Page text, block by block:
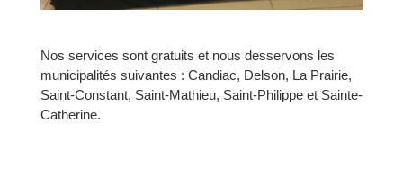
Nos services sont gratuits et nous desservons les
municipalités suivantes : Candiac, Delson, La Prairie,
Saint-Constant, Saint-Mathieu, Saint-Philippe et Sainte-
Catherine.